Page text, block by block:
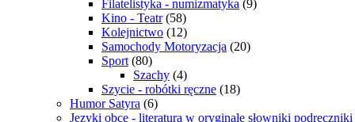
Filatelistyka - numizmatyka (9)
Kino - Teatr (58)
Kolejnictwo (12)
Samochody Motoryzacja (20)
Sport (80)
Szachy (4)
Szycie - robótki ręczne (18)
Humor Satyra (6)
Języki obce - literatura w oryginale słowniki podręczniki